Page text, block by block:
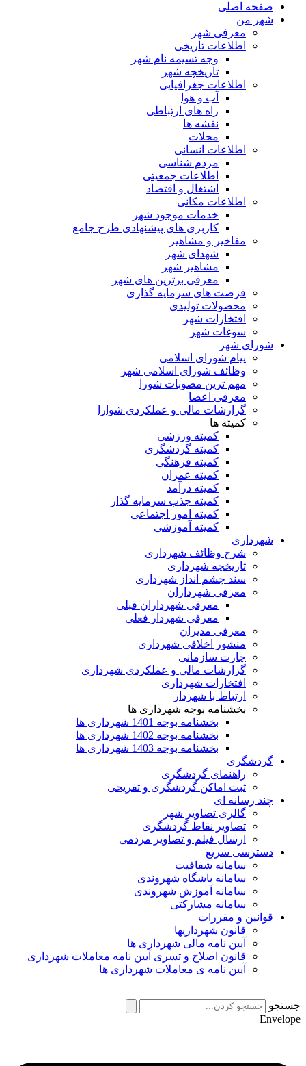
صفحه اصلی
شهر من
معرفی شهر
اطلاعات تاریخی
وجه تسیمه نام شهر
تاریخچه شهر
اطلاعات جغرافیایی
آب و هوا
راه های ارتباطی
نقشه ها
محلات
اطلاعات انسانی
مردم شناسی
اطلاعات جمعیتی
اشتغال و اقتصاد
اطلاعات مکانی
خدمات موجود شهر
کاربری های پیشنهادی طرح جامع
مفاخیر و مشاهیر
شهدای شهر
مشاهیر شهر
معرفی برترین های شهر
فرصت های سرمایه گذاری
محصولات تولیدی
افتخارات شهر
سوغات شهر
شورای شهر
پیام شورای اسلامی
وظائف شورای اسلامی شهر
مهم ترین مصوبات شورا
معرفی اعضا
گزارشات مالی و عملکردی شوارا
کمیته ها
کمیته ورزشی
کمیته گردشگری
کمیته فرهنگی
کمیته عمران
کمیته درآمد
کمیته جذب سرمایه گذار
کمیته امور اجتماعی
کمیته آموزشی
شهرداری
شرح وظائف شهرداری
تاریخچه شهرداری
سند چشم انداز شهرداری
معرفی شهرداران
معرفی شهرداران قبلی
معرفی شهردار فعلی
معرفی مدیران
منشور اخلاقی شهرداری
چارت سازمانی
گزارشات مالی و عملکردی شهرداری
افتخارات شهرداری
ارتباط با شهردار
بخشنامه بوجه شهرداری ها
بخشنامه بوجه 1401 شهرداری ها
بخشنامه بوجه 1402 شهرداری ها
بخشنامه بوجه 1403 شهرداری ها
گردشگری
راهنمای گردشگری
ثبت اماکن گردشگری و تفریحی
چند رسانه ای
گالری تصاویر شهر
تصاویر نقاط گردشگری
ارسال فیلم و تصاویر مردمی
دسترسی سریع
سامانه شفافیت
سامانه باشگاه شهروندی
سامانه آموزش شهروندی
سامانه مشارکتی
قوانین و مقررات
قانون شهرداریها
آیین نامه مالی شهرداری ها
قانون اصلاح و تسری آیین نامه معاملات شهرداری
آیین نامه ی معاملات شهرداری ها
جستجو
Envelope